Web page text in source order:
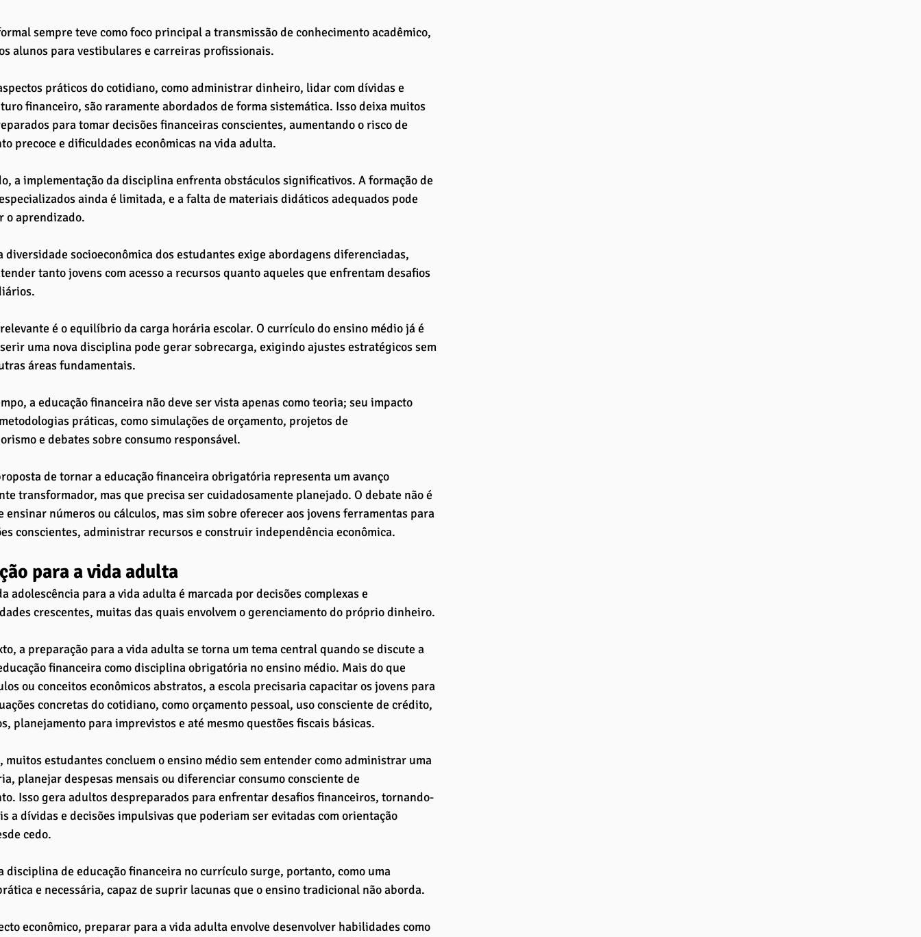
sempre teve como foco principal a transmissão de conhecimento acadêmico,
alunos para vestibulares e carreiras profissionais.
práticos do cotidiano, como administrar dinheiro, lidar com dívidas e
financeiro, são raramente abordados de forma sistemática. Isso deixa muitos
para tomar decisões financeiras conscientes, aumentando o risco de
precoce e dificuldades econômicas na vida adulta.
a implementação da disciplina enfrenta obstáculos significativos. A formação de
ainda é limitada, e a falta de materiais didáticos adequados pode
o aprendizado.
diversidade socioeconômica dos estudantes exige abordagens diferenciadas,
tanto jovens com acesso a recursos quanto aqueles que enfrentam desafios
é o equilíbrio da carga horária escolar. O currículo do ensino médio já é
uma nova disciplina pode gerar sobrecarga, exigindo ajustes estratégicos sem
áreas fundamentais.
a educação financeira não deve ser vista apenas como teoria; seu impacto
práticas, como simulações de orçamento, projetos de
e debates sobre consumo responsável.
de tornar a educação financeira obrigatória representa um avanço
transformador, mas que precisa ser cuidadosamente planejado. O debate não é
ensinar números ou cálculos, mas sim sobre oferecer aos jovens ferramentas para
conscientes, administrar recursos e construir independência econômica.
para a vida adulta
adolescência para a vida adulta é marcada por decisões complexas e
crescentes, muitas das quais envolvem o gerenciamento do próprio dinheiro.
a preparação para a vida adulta se torna um tema central quando se discute a
financeira como disciplina obrigatória no ensino médio. Mais do que
ou conceitos econômicos abstratos, a escola precisaria capacitar os jovens para
concretas do cotidiano, como orçamento pessoal, uso consciente de crédito,
planejamento para imprevistos e até mesmo questões fiscais básicas.
muitos estudantes concluem o ensino médio sem entender como administrar uma
planejar despesas mensais ou diferenciar consumo consciente de
Isso gera adultos despreparados para enfrentar desafios financeiros, tornando-
a dívidas e decisões impulsivas que poderiam ser evitadas com orientação
cedo.
disciplina de educação financeira no currículo surge, portanto, como uma
e necessária, capaz de suprir lacunas que o ensino tradicional não aborda.
econômico, preparar para a vida adulta envolve desenvolver habilidades como